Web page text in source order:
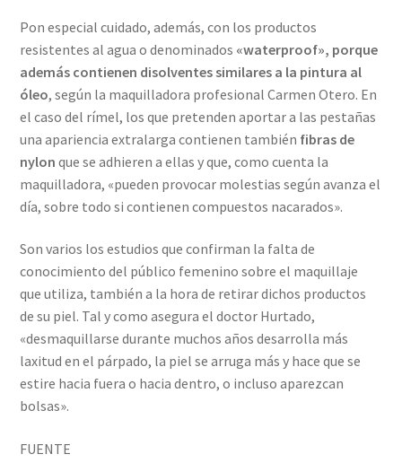
Pon especial cuidado, además, con los productos
resistentes al agua o denominados «waterproof», porque
además contienen disolventes similares a la pintura al
óleo, según la maquilladora profesional Carmen Otero. En
el caso del rímel, los que pretenden aportar a las pestañas
una apariencia extralarga contienen también fibras de
nylonque se adhieren a ellas y que, como cuenta la
maquilladora, «pueden provocar molestias según avanza el
día, sobre todo si contienen compuestos nacarados».
Son varios los estudios que confirman la falta de
conocimiento del público femenino sobre el maquillaje
que utiliza, también a la hora de retirar dichos productos
de su piel. Tal y como asegura el doctor Hurtado,
«desmaquillarse durante muchos años desarrolla más
laxitud en el párpado, la piel se arruga más y hace que se
estire hacia fuera o hacia dentro, o incluso aparezcan
bolsas».
FUENTE